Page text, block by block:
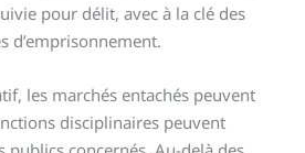
pour délit, avec à la clé des
d’emprisonnement.
les marchés entachés peuvent
disciplinaires peuvent